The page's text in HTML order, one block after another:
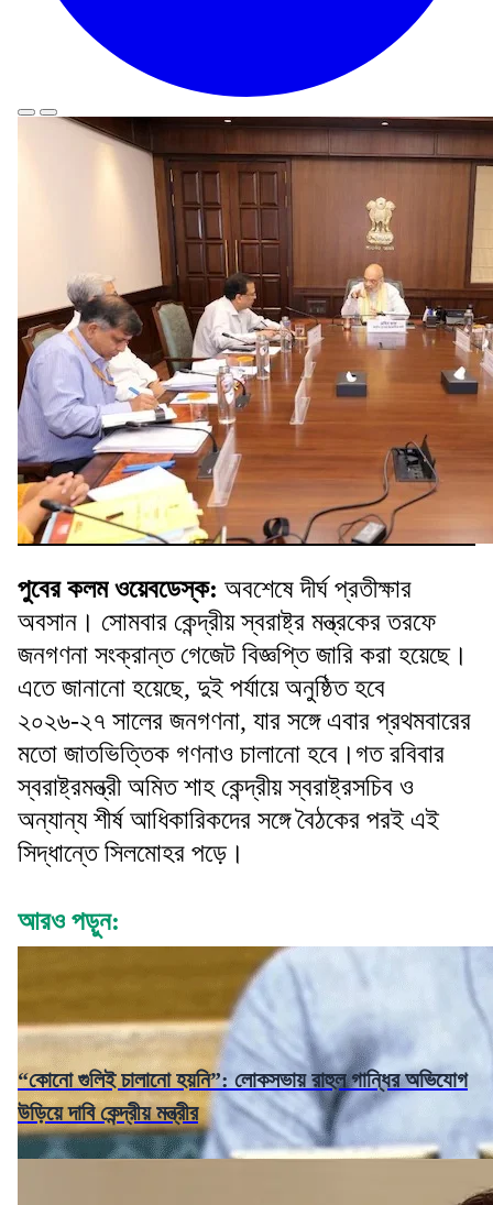
পুবের কলম ওয়েবডেস্ক: অবশেষে দীর্ঘ প্রতীক্ষার
অবসান। সোমবার কেন্দ্রীয় স্বরাষ্ট্র মন্ত্রকের তরফে
জনগণনা সংক্রান্ত গেজেট বিজ্ঞপ্তি জারি করা হয়েছে।
এতে জানানো হয়েছে, দুই পর্যায়ে অনুষ্ঠিত হবে
২০২৬-২৭ সালের জনগণনা, যার সঙ্গে এবার প্রথমবারের
মতো জাতভিত্তিক গণনাও চালানো হবে।গত রবিবার
স্বরাষ্ট্রমন্ত্রী অমিত শাহ কেন্দ্রীয় স্বরাষ্ট্রসচিব ও
অন্যান্য শীর্ষ আধিকারিকদের সঙ্গে বৈঠকের পরই এই
সিদ্ধান্তে সিলমোহর পড়ে।
আরও পড়ুন:
“কোনো গুলিই চালানো হয়নি”: লোকসভায় রাহুল গান্ধির অভিযোগ
উড়িয়ে দাবি কেন্দ্রীয় মন্ত্রীর